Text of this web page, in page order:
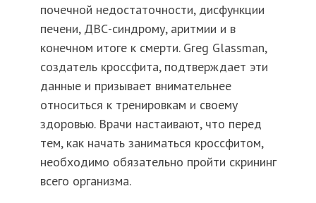
почечной недостаточности, дисфункции
печени, ДВС-синдрому, аритмии и в
конечном итоге к смерти. Greg Glassman,
создатель кроссфита, подтверждает эти
данные и призывает внимательнее
относиться к тренировкам и своему
здоровью. Врачи настаивают, что перед
тем, как начать заниматься кроссфитом,
необходимо обязательно пройти скрининг
всего организма.